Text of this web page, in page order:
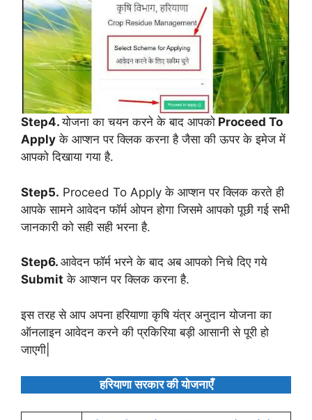
Step4.योजना का चयन करने के बाद आपको Proceed To
Apply के आप्शन पर क्लिक करना है जैसा की ऊपर के इमेज में
आपको दिखाया गया है.
Step5. Proceed To Apply के आप्शन पर क्लिक करते ही
आपके सामने आवेदन फॉर्म ओपन होगा जिसमे आपको पूछी गई सभी
जानकारी को सही सही भरना है.
Step6. आवेदन फॉर्म भरने के बाद अब आपको निचे दिए गये
Submit के आप्शन पर क्लिक करना है.
इस तरह से आप अपना हरियाणा कृषि यंत्र अनुदान योजना का
ऑनलाइन आवेदन करने की प्रकिरिया बड़ी आसानी से पूरी हो
जाएगी|
हरियाणा सरकार की योजनाएँ